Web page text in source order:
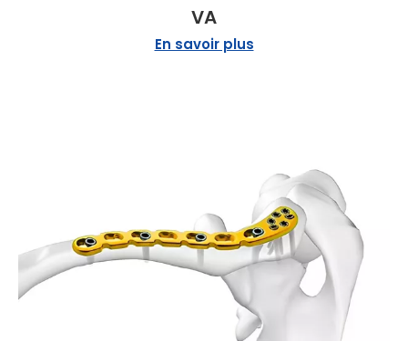
VA
En savoir plus